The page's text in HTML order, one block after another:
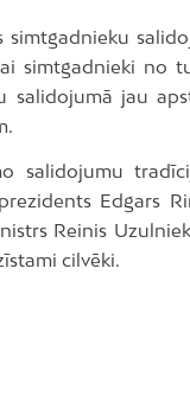
simtgadnieku
simtgadnieki no
salidojumā jau
salidojumu
Edgars
Reinis
cilvēki.